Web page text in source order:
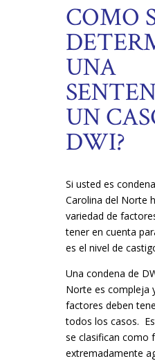
COMO
UNA
UN
DWI?
Si usted es
Carolina del Norte
variedad de
tener en cuenta
es el nivel de
Una condena de
Norte es compleja
factores deben
todos los casos.
se clasifican como
extremadamente